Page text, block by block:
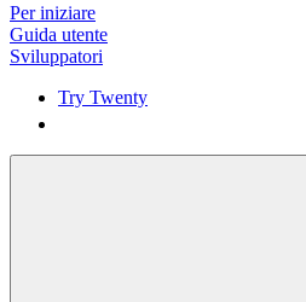
Per iniziare
Guida utente
Sviluppatori
Try Twenty